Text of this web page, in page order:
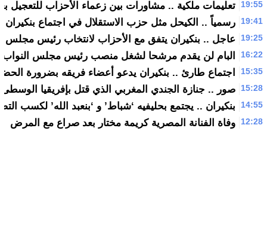
19:55 تعليمات ملكية .. مشاورات بين زعماء الأحزاب للتعجيل
19:41 رسمياً .. الكيحل مثل حزب الاستقلال في اجتماع بنكيران
19:25 عاجل .. بنكيران يتفق مع الأحزاب لانتخاب رئيس مجلس
16:22 البام لن يقدم مرشحا لشغل منصب رئيس مجلس النواب
15:35 اجتماع طارئ .. بنكيران يدعو أعضاء فريقه بضرورة
15:28 صور .. جنازة الجندي المغربي الذي قتل بإفريقيا الوسطى
14:55 بنكيران .. يجتمع بحليفيه ‘شباط’ و ‘بنعبد الله’ لكسب
12:28 وفاة الفنانة المصرية كريمة مختار بعد صراع مع المرض